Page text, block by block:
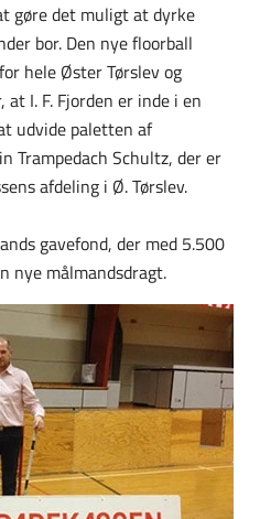
gøre det muligt at dyrke
bor. Den nye floorball
hele Øster Tørslev og
I. F. Fjorden er inde i en
udvide paletten af
Schultz, der er
afdeling i Ø. Tørslev.
gavefond, der med 5.500
nye målmandsdragt.